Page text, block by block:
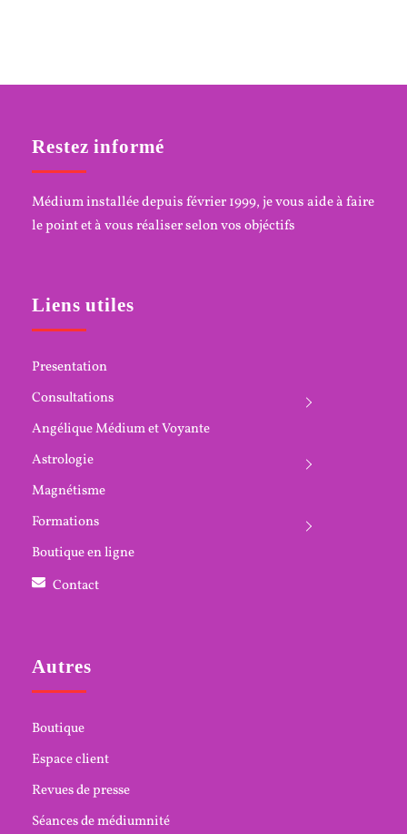
Restez informé
Médium installée depuis février 1999, je vous aide à faire
le point et à vous réaliser selon vos objéctifs
Liens utiles
Presentation
Consultations
Angélique Médium et Voyante
Astrologie
Magnétisme
Formations
Boutique en ligne
Contact
Autres
Boutique
Espace client
Revues de presse
Séances de médiumnité